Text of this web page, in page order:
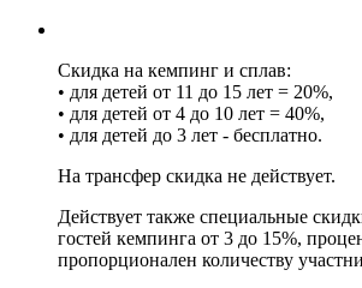
Скидка на кемпинг и сплав:
• для детей от 11 до 15 лет = 20%,
• для детей от 4 до 10 лет = 40%,
• для детей до 3 лет - бесплатно.
На трансфер скидка не действует.
Действует также специальные
гостей кемпинга от 3 до 15%,
пропорционален количеству